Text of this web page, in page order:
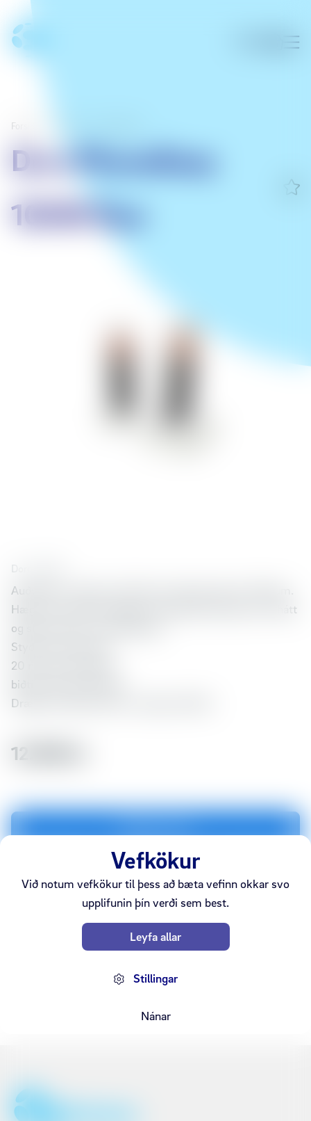
Forsíða
Doro PhoneEasy
100W Duo
Doro
Auðveldur í notkun með stórum skjá og stórum tökkum.
Hægt er að stilla hringinguna mjög háa auk þess sem hátt
og skýrt heyrist í viðmælanda.
Styður heyrnartæki.
20 númera símaskrá.
biðtími allt að 100 klst.
Drægni innandyra 50m, utandyra 300m
12.990 kr
Bæta við samanburðarlista
Vefverslun Ármúli Smáralind Akureyri
Vefkökur
Við notum vefkökur til þess að bæta vefinn okkar svo
upplifunin þín verði sem best.
Leyfa allar
Stillingar
Nánar